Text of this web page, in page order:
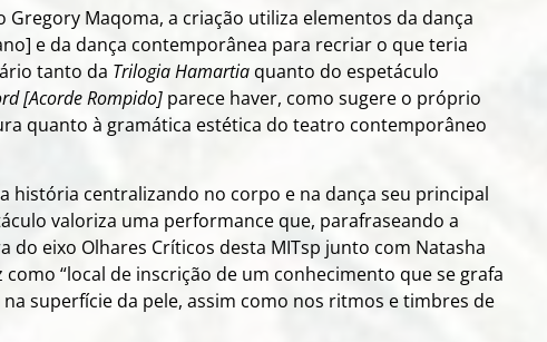
Maqoma, a criação utiliza elementos da dança
e da dança contemporânea para recriar o que teria
tanto da Trilogia Hamartiaquanto do espetáculo
[Acorde Rompido] parece haver, como sugere o próprio
quanto à gramática estética do teatro contemporâneo
história centralizando no corpo e na dança seu principal
valoriza uma performance que, parafraseando a
do eixo Olhares Críticos desta MITsp junto com Natasha
“local de inscrição de um conhecimento que se grafa
superfície da pele, assim como nos ritmos e timbres de